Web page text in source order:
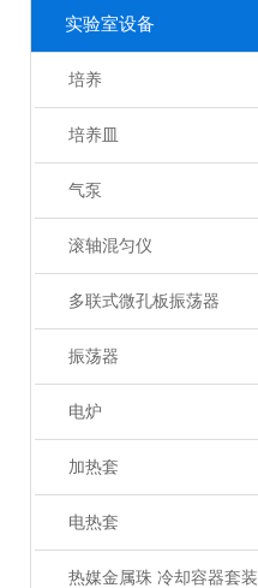
实验室设备
培养
培养皿
气泵
滚轴混匀仪
多联式微孔板振荡器
振荡器
电炉
加热套
电热套
热媒金属珠 冷却容器套装